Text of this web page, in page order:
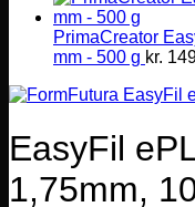
PrimaCreator
mm - 500 g kr.
EasyFil
1,75mm,